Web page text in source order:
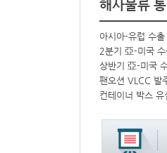
해사물류 통
아시아-유럽 수
팬오션 VLCC 발
컨테이너 박스